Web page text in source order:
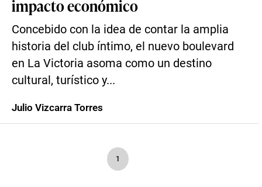
impacto económico
Concebido con la idea de contar la amplia
historia del club íntimo, el nuevo boulevard
en La Victoria asoma como un destino
cultural, turístico y...
Julio Vizcarra Torres
1